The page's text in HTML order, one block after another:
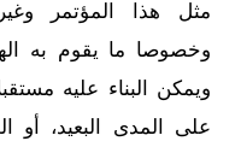
مثل هذا المؤتمر
وخصوصا ما يقوم به
ويمكن البناء عليه
على المدى البعيد، أو